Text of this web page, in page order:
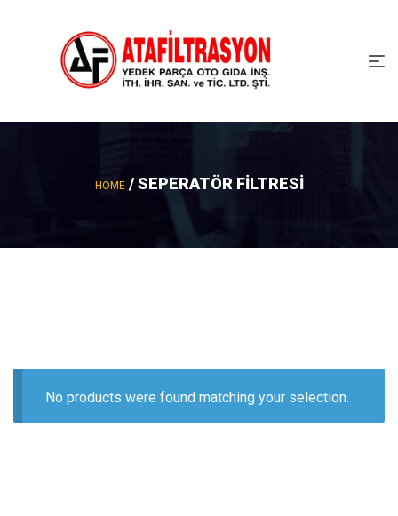
HOME/ SEPERATÖR FİLTRESİ
No products were found matching your selection.